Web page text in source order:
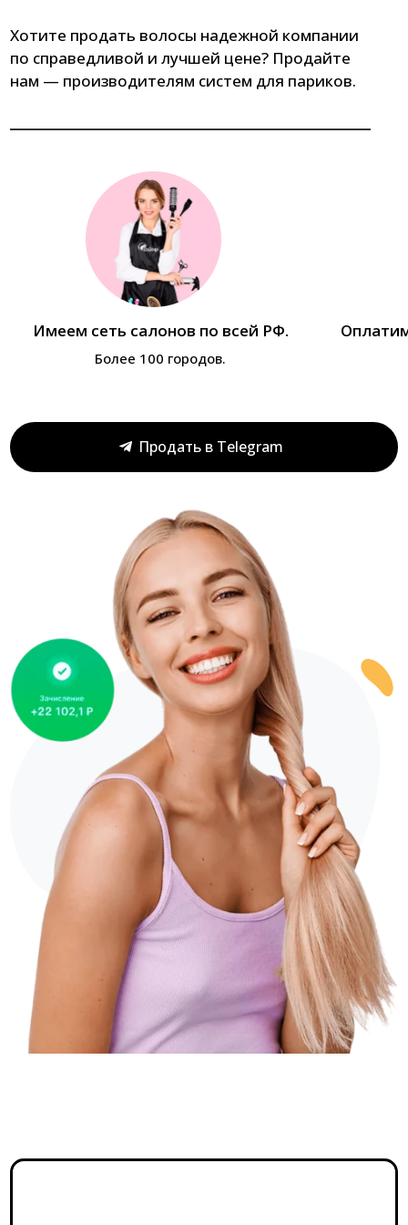
Хотите продать волосы надежной компании
по справедливой и лучшей цене? Продайте
нам — производителям систем для париков.
Имеем сеть салонов по всей РФ.
Более 100 городов.
Продать в Telegram